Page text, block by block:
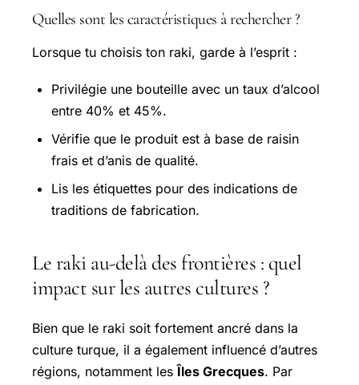
Quelles sont les caractéristiques à rechercher ?
Lorsque tu choisis ton raki, garde à l’esprit :
Privilégie une bouteille avec un taux d’alcool
entre 40% et 45%.
Vérifie que le produit est à base de raisin
frais et d’anis de qualité.
Lis les étiquettes pour des indications de
traditions de fabrication.
Le raki au-delà des frontières : quel
impact sur les autres cultures ?
Bien que le raki soit fortement ancré dans la
culture turque, il a également influencé d’autres
régions, notamment lesÎles Grecques. Par